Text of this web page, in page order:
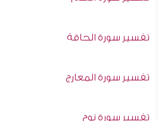
تفسير سورة الحاقة
تفسير سورة المعارج
تفسير سورة نوح